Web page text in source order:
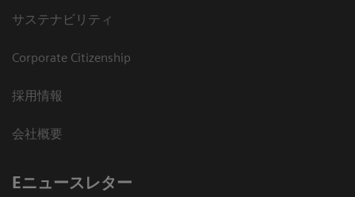
サステナビリティ
Corporate Citizenship
採用情報
会社概要
Eニュースレター